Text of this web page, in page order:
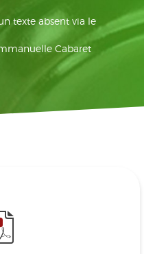
texte absent via le
Cabaret